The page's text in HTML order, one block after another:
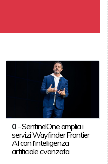
0 -SentinelOne amplia i
servizi Wayfinder Frontier
AI con l'intelligenza
artificiale avanzata